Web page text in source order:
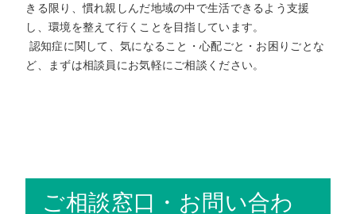
きる限り、慣れ親しんだ地域の中で生活できるよう支援
し、環境を整えて行くことを目指しています。
認知症に関して、気になること・心配ごと・お困りごとな
ど、まずは相談員にお気軽にご相談ください。
ご相談窓口・お問い合わ